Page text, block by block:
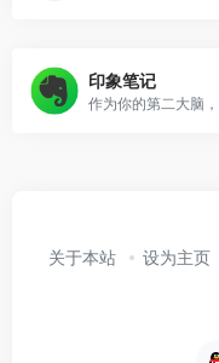
印象笔记
关于本站 设为主页